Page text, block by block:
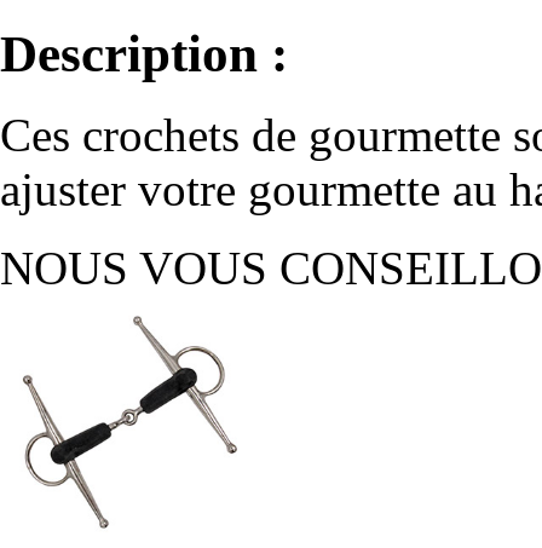
Description :
Ces crochets de gourmette
ajuster votre gourmette au
NOUS VOUS